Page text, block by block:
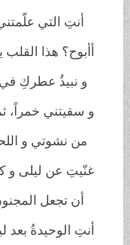
أنتِ التي علّمتني
أأبوح؟ هذا القلب
و نبيذُ عطركِ في
و سقيتني خمراً،
من نشوتي و
غنّيتِ عن ليلى و
أن تجعل المجنون
أنتِ الوحيدةُ بعد